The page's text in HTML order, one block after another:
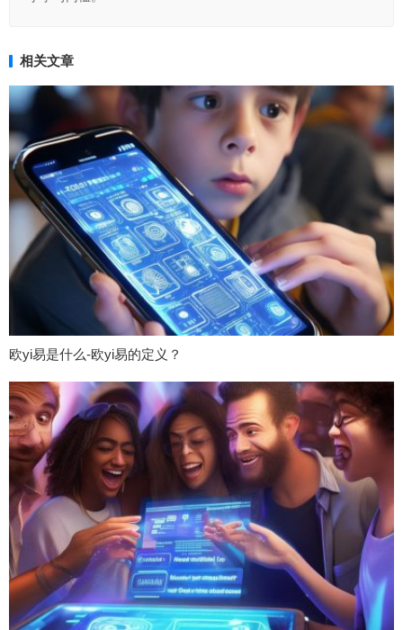
相关文章
欧yi易是什么-欧yi易的定义？